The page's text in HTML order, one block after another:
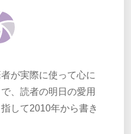
が実際に使って心に
、読者の明日の愛用
して2010年から書き